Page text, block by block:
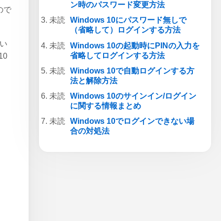
で
ン時のパスワード変更方法
Windows 10にパスワード無しで
（省略して）ログインする方法
Windows 10の起動時にPINの入力を
省略してログインする方法
Windows 10で自動ログインする方
法と解除方法
Windows 10のサインイン/ログイン
に関する情報まとめ
Windows 10でログインできない場
合の対処法